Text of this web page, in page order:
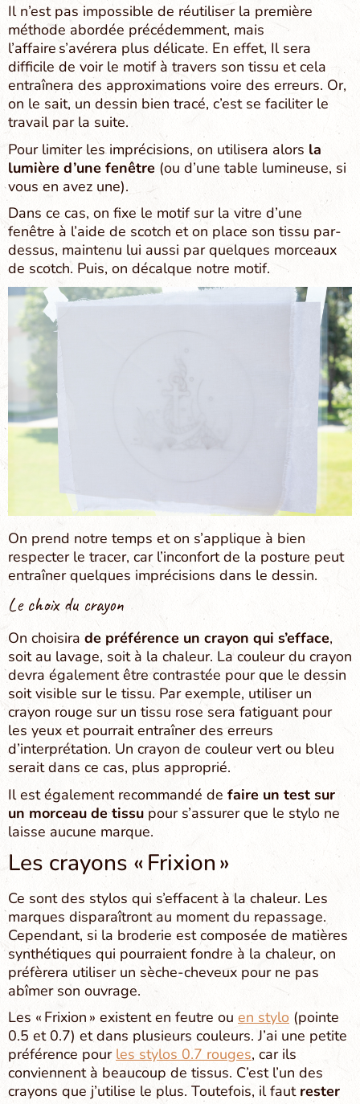
Il n’est pas impossible de réutiliser la première
méthode abordée précédemment, mais
l’affaire s’avérera plus délicate. En effet, Il sera
difficile de voir le motif à travers son tissu et cela
entraînera des approximations voire des erreurs. Or,
on le sait, un dessin bien tracé, c’est se faciliter le
travail par la suite.
Pour limiter les imprécisions, on utilisera alors la
lumière d’une fenêtre (ou d’une table lumineuse, si
vous en avez une).
Dans ce cas, on fixe le motif sur la vitre d’une
fenêtre à l’aide de scotch et on place son tissu par-
dessus, maintenu lui aussi par quelques morceaux
de scotch. Puis, on décalque notre motif.
On prend notre temps et on s’applique à bien
respecter le tracer, car l’inconfort de la posture peut
entraîner quelques imprécisions dans le dessin.
Le choix du crayon
On choisira de préférence un crayon qui s’efface,
soit au lavage, soit à la chaleur. La couleur du crayon
devra également être contrastée pour que le dessin
soit visible sur le tissu. Par exemple, utiliser un
crayon rouge sur un tissu rose sera fatiguant pour
les yeux et pourrait entraîner des erreurs
d’interprétation. Un crayon de couleur vert ou bleu
serait dans ce cas, plus approprié.
Il est également recommandé de faire un test sur
un morceau de tissu pour s’assurer que le stylo ne
laisse aucune marque.
Les crayons « Frixion »
Ce sont des stylos qui s’effacent à la chaleur. Les
marques disparaîtront au moment du repassage.
Cependant, si la broderie est composée de matières
synthétiques qui pourraient fondre à la chaleur, on
préfèrera utiliser un sèche-cheveux pour ne pas
abîmer son ouvrage.
Les « Frixion » existent en feutre ou en stylo (pointe
0.5 et 0.7) et dans plusieurs couleurs. J’ai une petite
préférence pour les stylos 0.7 rouges, car ils
conviennent à beaucoup de tissus. C’est l’un des
crayons que j’utilise le plus. Toutefois, il faut rester